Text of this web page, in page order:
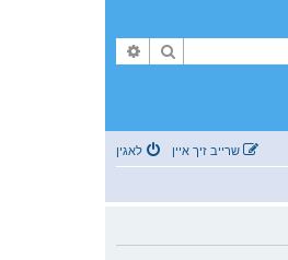
זוך
לאגין שרייב זיך איין